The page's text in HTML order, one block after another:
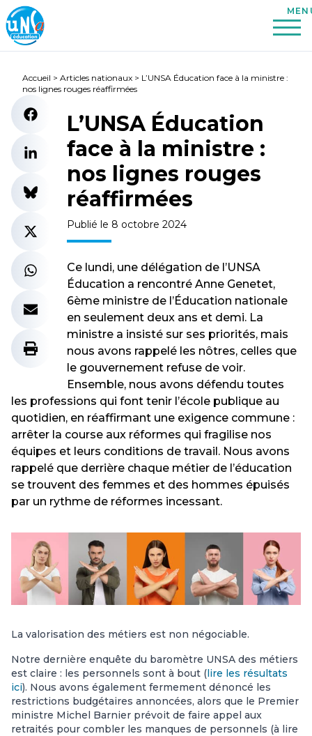
Accueil > Articles nationaux > L’UNSA Éducation face à la ministre :
nos lignes rouges réaffirmées
L’UNSA Éducation
face à la ministre :
nos lignes rouges
réaffirmées
Publié le 8 octobre 2024
Ce lundi, une délégation de l’UNSA
Éducation a rencontré Anne Genetet,
6ème ministre de l’Éducation nationale
en seulement deux ans et demi. La
ministre a insisté sur ses priorités, mais
nous avons rappelé les nôtres, celles que
le gouvernement refuse de voir.
Ensemble, nous avons défendu toutes
les professions qui font tenir l’école publique au
quotidien, en réaffirmant une exigence commune :
arrêter la course aux réformes qui fragilise nos
équipes et leurs conditions de travail. Nous avons
rappelé que derrière chaque métier de l’éducation
se trouvent des femmes et des hommes épuisés
par un rythme de réformes incessant.
La valorisation des métiers est non négociable.
Notre dernière enquête du baromètre UNSA des métiers
est claire : les personnels sont à bout (lire les résultats
ici). Nous avons également fermement dénoncé les
restrictions budgétaires annoncées, alors que le Premier
ministre Michel Barnier prévoit de faire appel aux
retraités pour combler les manques de personnels (à lire